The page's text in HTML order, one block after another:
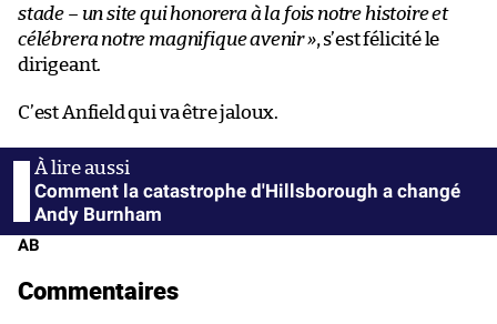
stade – un site qui honorera à la fois notre histoire et
célébrera notre magnifique avenir », s’est félicité le
dirigeant.
C’est Anfield qui va être jaloux.
Comment la catastrophe d'Hillsborough a changé
Andy Burnham
AB
Commentaires